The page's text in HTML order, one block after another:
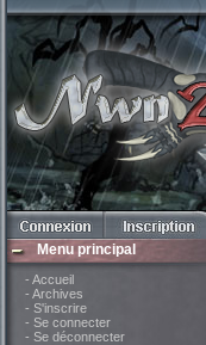
Menu principal
- Accueil
- Archives
- S'inscrire
- Se connecter
- Se déconnecter